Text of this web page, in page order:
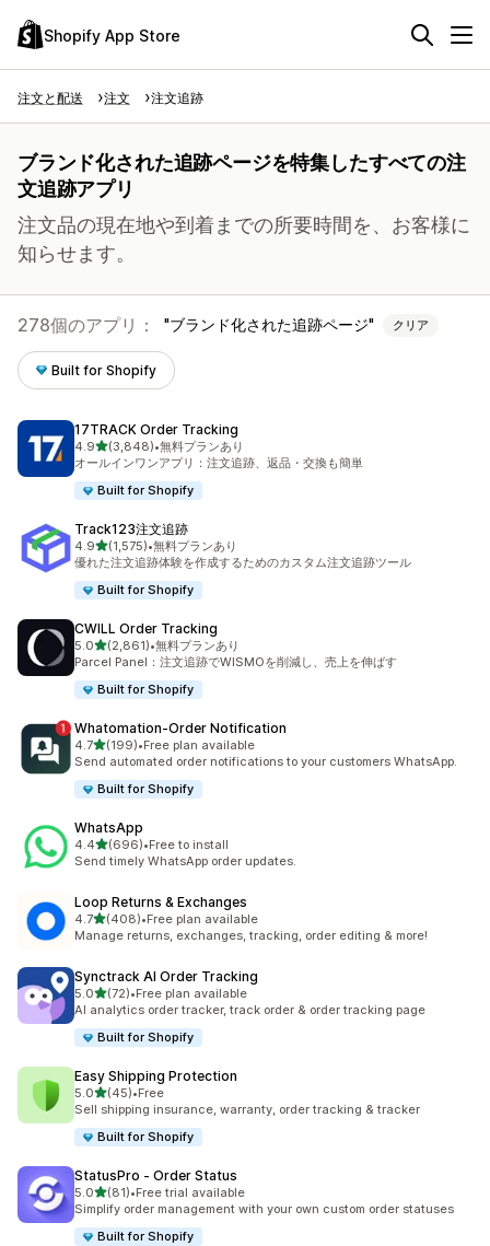
Shopify App Store
注文と配送 注文 注文追跡
ブランド化された追跡ページを特集したすべての注
文追跡アプリ
注文品の現在地や到着までの所要時間を、お客様に
知らせます。
278個のアプリ： ブランド化された追跡ページ クリア
Built for Shopify
17TRACK Order Tracking
4.95つ星中
(3,848)
合計レビュー数：3848件
•無料プランあり
オールインワンアプリ：注文追跡、返品・交換も簡単
Built for Shopify
Track123注文追跡
4.95つ星中
(1,575)
合計レビュー数：1575件
•無料プランあり
優れた注文追跡体験を作成するためのカスタム注文追跡ツール
Built for Shopify
CWILL Order Tracking
5.05つ星中
(2,861)
合計レビュー数：2861件
•無料プランあり
Parcel Panel：注文追跡でWISMOを削減し、売上を伸ばす
Built for Shopify
Whatomation‑Order Notification
4.75つ星中
(199)
合計レビュー数：199件
•Free plan available
Send automated order notifications to your customers WhatsApp.
Built for Shopify
WhatsApp
4.45つ星中
(696)
合計レビュー数：696件
•Free to install
Send timely WhatsApp order updates.
Loop Returns & Exchanges
4.75つ星中
(408)
合計レビュー数：408件
•Free plan available
Manage returns, exchanges, tracking, order editing & more!
Synctrack AI Order Tracking
5.05つ星中
(72)
合計レビュー数：72件
•Free plan available
AI analytics order tracker, track order & order tracking page
Built for Shopify
Easy Shipping Protection
5.05つ星中
(45)
合計レビュー数：45件
•Free
Sell shipping insurance, warranty, order tracking & tracker
Built for Shopify
StatusPro ‑ Order Status
5.05つ星中
(81)
合計レビュー数：81件
•Free trial available
Simplify order management with your own custom order statuses
Built for Shopify